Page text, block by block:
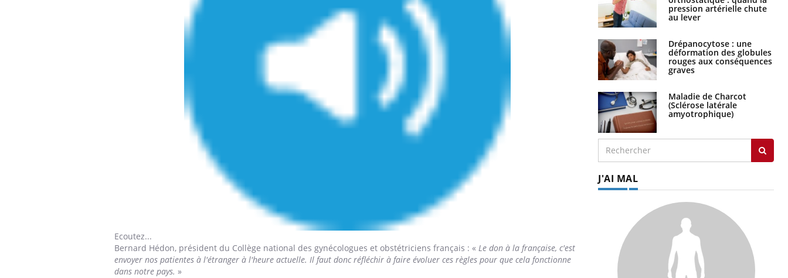
Ecoutez...
Bernard Hédon, président du Collège national des gynécologues et obstétriciens français : « Le don à la française, c'est
envoyer nos patientes à l'étranger à l'heure actuelle. Il faut donc réfléchir à faire évoluer ces règles pour que cela fonctionne
dans notre pays. »
pression artérielle chute
au lever
Drépanocytose : une
déformation des globules
rouges aux conséquences
graves
Maladie de Charcot
(Sclérose latérale
amyotrophique)
J'AI MAL